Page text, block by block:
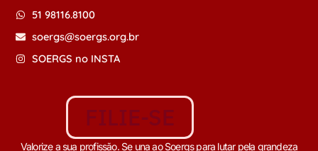
51 98116.8100
soergs@soergs.org.br
SOERGS no INSTA
FILIE-SE
Valorize a sua profissão. Se una ao Soergs para lutar pela grandeza